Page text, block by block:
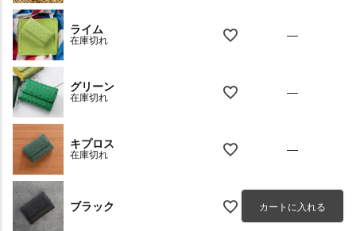
ライム
在庫切れ —
グリーン
在庫切れ —
キプロス
在庫切れ —
ブラック カートに入れる